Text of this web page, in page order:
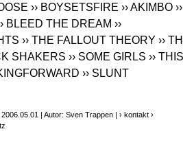
›› BOYSETSFIRE ›› AKIMBO ››
BLEED THE DREAM ››
›› THE FALLOUT THEORY ›› TH
SHAKERS ›› SOME GIRLS ›› THIS
›› SLUNT
| Autor: Sven Trappen |› kontakt ›